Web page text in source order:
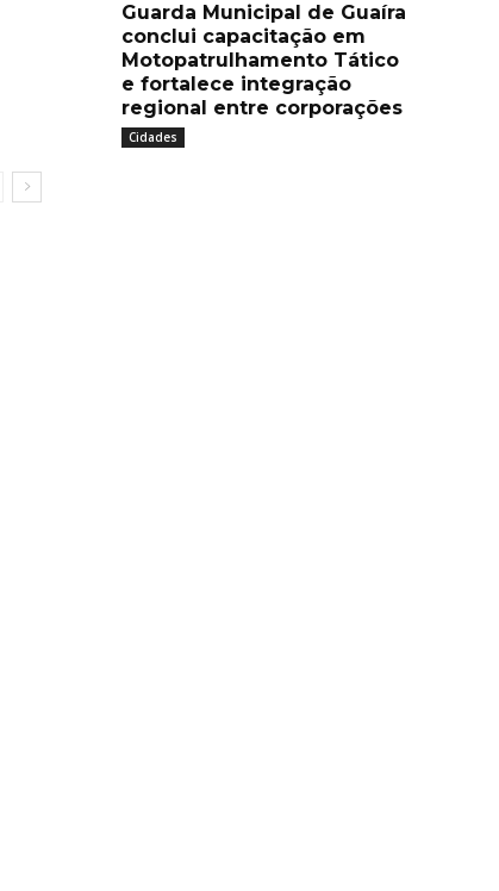
Guarda Municipal de Guaíra
conclui capacitação em
Motopatrulhamento Tático
e fortalece integração
regional entre corporações
Cidades